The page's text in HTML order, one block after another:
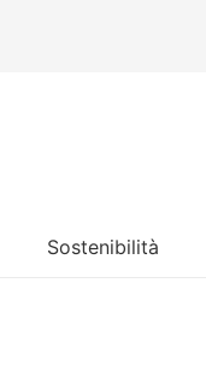
Sostenibilità